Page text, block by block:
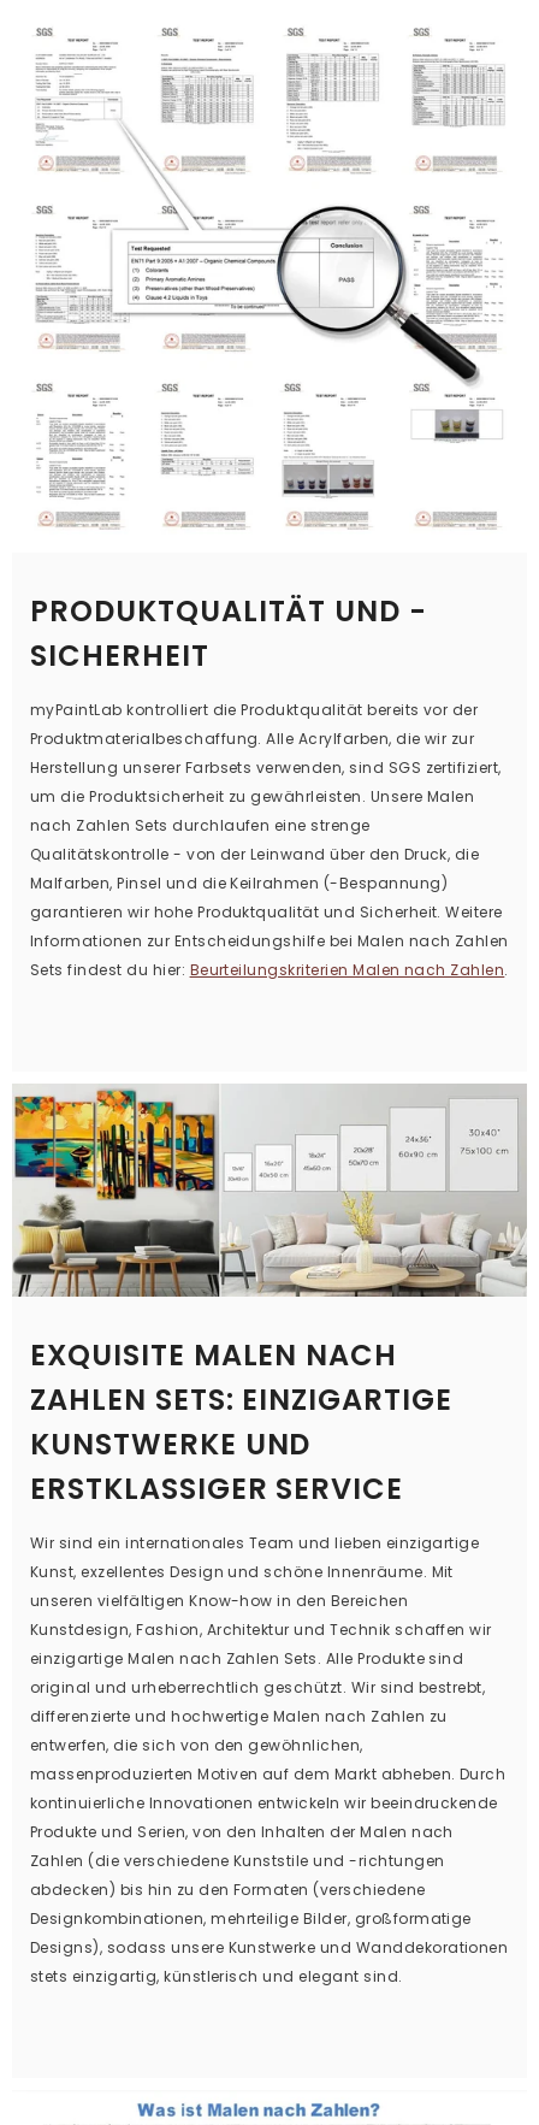
PRODUKTQUALITÄT UND -
SICHERHEIT
myPaintLab kontrolliert die Produktqualität bereits vor der
Produktmaterialbeschaffung. Alle Acrylfarben, die wir zur
Herstellung unserer Farbsets verwenden, sind SGS zertifiziert,
um die Produktsicherheit zu gewährleisten. Unsere Malen
nach Zahlen Sets durchlaufen eine strenge
Qualitätskontrolle - von der Leinwand über den Druck, die
Malfarben, Pinsel und die Keilrahmen (-Bespannung)
garantieren wir hohe Produktqualität und Sicherheit. Weitere
Informationen zur Entscheidungshilfe bei Malen nach Zahlen
Sets findest du hier: Beurteilungskriterien Malen nach Zahlen.
EXQUISITE MALEN NACH
ZAHLEN SETS: EINZIGARTIGE
KUNSTWERKE UND
ERSTKLASSIGER SERVICE
Wir sind ein internationales Team und lieben einzigartige
Kunst, exzellentes Design und schöne Innenräume. Mit
unseren vielfältigen Know-how in den Bereichen
Kunstdesign, Fashion, Architektur und Technik schaffen wir
einzigartige Malen nach Zahlen Sets. Alle Produkte sind
original und urheberrechtlich geschützt. Wir sind bestrebt,
differenzierte und hochwertige Malen nach Zahlen zu
entwerfen, die sich von den gewöhnlichen,
massenproduzierten Motiven auf dem Markt abheben. Durch
kontinuierliche Innovationen entwickeln wir beeindruckende
Produkte und Serien, von den Inhalten der Malen nach
Zahlen (die verschiedene Kunststile und -richtungen
abdecken) bis hin zu den Formaten (verschiedene
Designkombinationen, mehrteilige Bilder, großformatige
Designs), sodass unsere Kunstwerke und Wanddekorationen
stets einzigartig, künstlerisch und elegant sind.